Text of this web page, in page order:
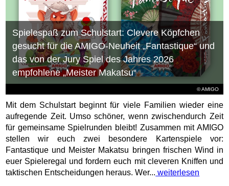
© AMIGO
Spielespaß zum Schulstart: Clevere Köpfchen
gesucht für die AMIGO-Neuheit „Fantastique“ und
das von der Jury Spiel des Jahres 2026
empfohlene „Meister Makatsu“
Mit dem Schulstart beginnt für viele Familien wieder eine
aufregende Zeit. Umso schöner, wenn zwischendurch Zeit
für gemeinsame Spielrunden bleibt! Zusammen mit AMIGO
stellen wir euch zwei besondere Kartenspiele vor:
Fantastique und Meister Makatsu bringen frischen Wind in
euer Spieleregal und fordern euch mit cleveren Kniffen und
taktischen Entscheidungen heraus. Wer... weiterlesen